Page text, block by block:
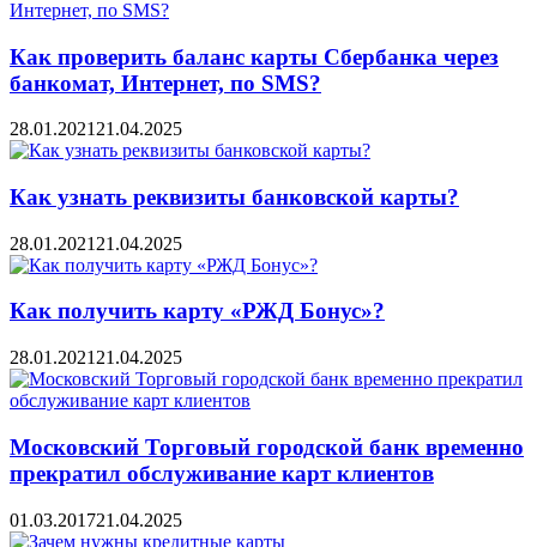
Как проверить баланс карты Сбербанка через
банкомат, Интернет, по SMS?
28.01.2021 21.04.2025
Как узнать реквизиты банковской карты?
28.01.2021 21.04.2025
Как получить карту «РЖД Бонус»?
28.01.2021 21.04.2025
Московский Торговый городской банк временно
прекратил обслуживание карт клиентов
01.03.201721.04.2025